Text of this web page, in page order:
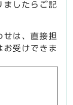
ましたらご記
せは、直接担
お受けできま